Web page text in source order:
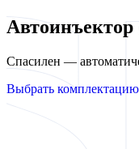
Спасилен —
Выбрать комплектацию